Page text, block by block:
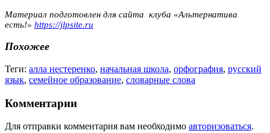
Материал подготовлен для сайта клуба «Альтернатива
есть!» https://jlpsite.ru
Похожее
Теги: алла нестеренко, начальная школа, орфография, русский
язык, семейное образование, словарные слова
Комментарии
Для отправки комментария вам необходимо авторизоваться.